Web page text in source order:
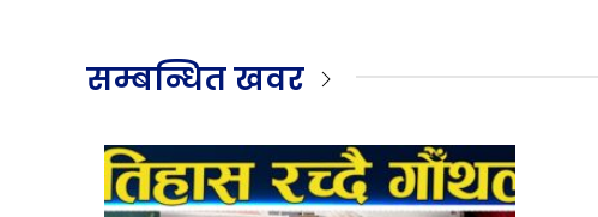
सम्बन्धित खवर